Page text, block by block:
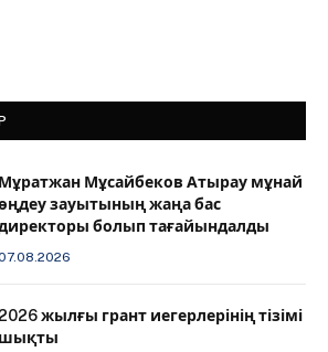
Мұратжан Мұсайбеков Атырау мұнай
зауытының жаңа бас
болып тағайындалды
2026 жылғы грант иегерлерінің тізімі
шықты